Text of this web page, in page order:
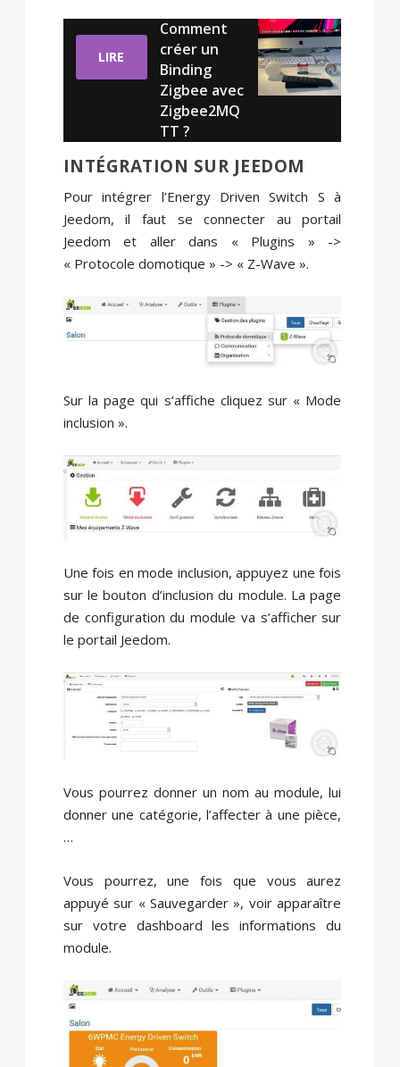
LIRE
Comment
créer un
Binding
Zigbee avec
Zigbee2MQ
TT ?
INTÉGRATION SUR JEEDOM
Pour intégrer l’Energy Driven Switch S à
Jeedom, il faut se connecter au portail
Jeedom et aller dans « Plugins » ->
« Protocole domotique » -> « Z-Wave ».
Sur la page qui s’affiche cliquez sur « Mode
inclusion ».
Une fois en mode inclusion, appuyez une fois
sur le bouton d’inclusion du module. La page
de configuration du module va s’afficher sur
le portail Jeedom.
Vous pourrez donner un nom au module, lui
donner une catégorie, l’affecter à une pièce,
…
Vous pourrez, une fois que vous aurez
appuyé sur « Sauvegarder », voir apparaître
sur votre dashboard les informations du
module.